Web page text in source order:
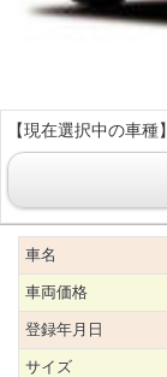
【現在選択中の車種】
車名
車両価格
登録年月日
サイズ